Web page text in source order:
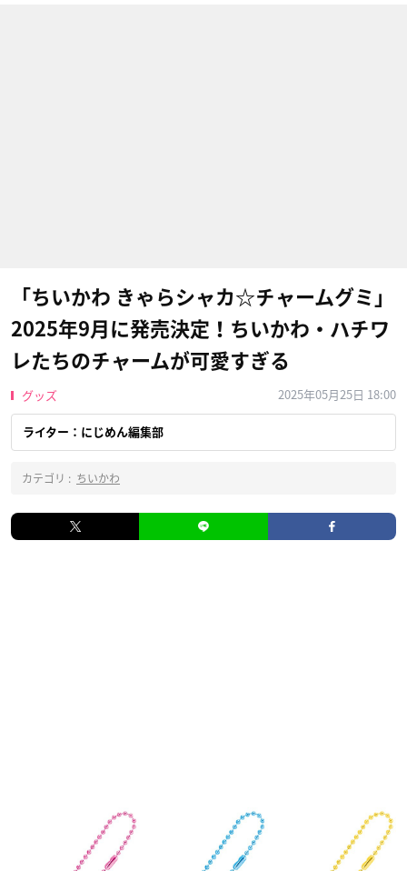
「ちいかわ きゃらシャカ☆チャームグミ」
2025年9月に発売決定！ちいかわ・ハチワ
レたちのチャームが可愛すぎる
グッズ 2025年05月25日 18:00
ライター：にじめん編集部
カテゴリ : ちいかわ